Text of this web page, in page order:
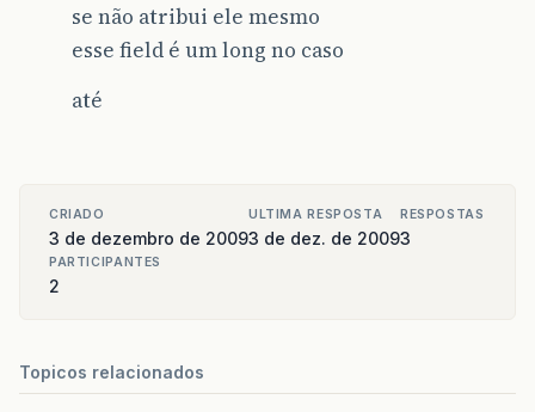
se não atribui ele mesmo
esse field é um long no caso
até
CRIADO
3 de dezembro de 2009
ULTIMA RESPOSTA
3 de dez. de 2009
RESPOSTAS
3
PARTICIPANTES
2
Topicos relacionados